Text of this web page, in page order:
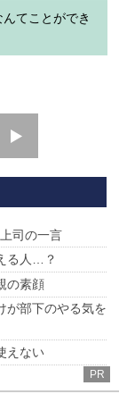
てことができ
へ
司の一言
る人…？
の素顔
が部下のやる気を
えない
PR